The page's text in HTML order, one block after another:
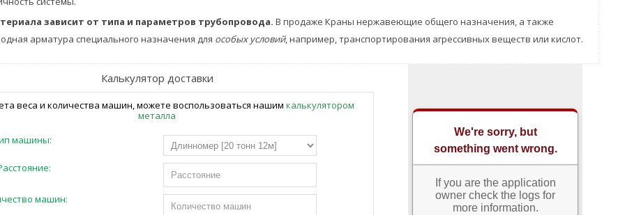
зависит от типа и параметров трубопровода. В продаже Краны нержавеющие общего назначения, а также
арматура специального назначения для особых условий, например, транспортирования агрессивных веществ или кислот.
Калькулятор доставки
веса и количества машин, можете воспользоваться нашимкалькулятором
металла
машины:
машин: